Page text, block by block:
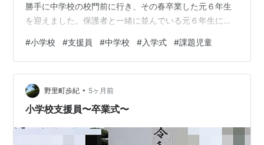
勝手に中学校の校門前に行き、その春卒業した元６年生
を迎えました。保護者と一緒に並んでいる元６年生に
す。 受付も終わり校門が閉まりました。そこへひとりの
元６年生の女子がやってきました。ちょっと家庭に「課
題」のある児童でした（今は「問題児」ではなく「課題
児童」と言います）。結構気の強い女の子です。保護者
は入学式に参列しないようです。 ここからは私の勝手な
#小学校 #支援員 #中学校 #入学式 #課題児童
野里町歩紀 • 5ヶ月前
小学校支援員〜卒業式〜